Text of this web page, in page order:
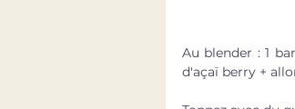
Au blender : 1
d'açaï berry +